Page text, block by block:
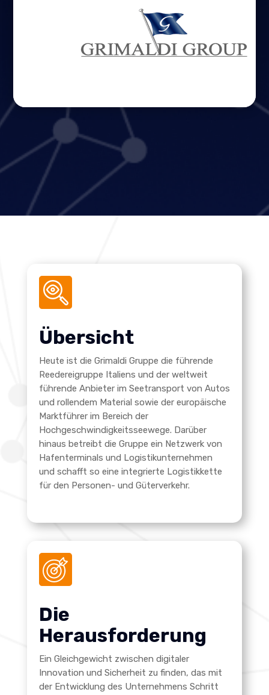
Übersicht
Heute ist die Grimaldi Gruppe die führende
Reedereigruppe Italiens und der weltweit
führende Anbieter im Seetransport von Autos
und rollendem Material sowie der europäische
Marktführer im Bereich der
Hochgeschwindigkeitsseewege. Darüber
hinaus betreibt die Gruppe ein Netzwerk von
Hafenterminals und Logistikunternehmen
und schafft so eine integrierte Logistikkette
für den Personen- und Güterverkehr.
Die
Herausforderung
Ein Gleichgewicht zwischen digitaler
Innovation und Sicherheit zu finden, das mit
der Entwicklung des Unternehmens Schritt